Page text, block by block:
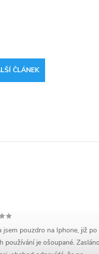
ČLÁNEK
jsem pouzdro na Iphone, již po
používání je ošoupané.